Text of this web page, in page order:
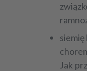
siemię
Jak